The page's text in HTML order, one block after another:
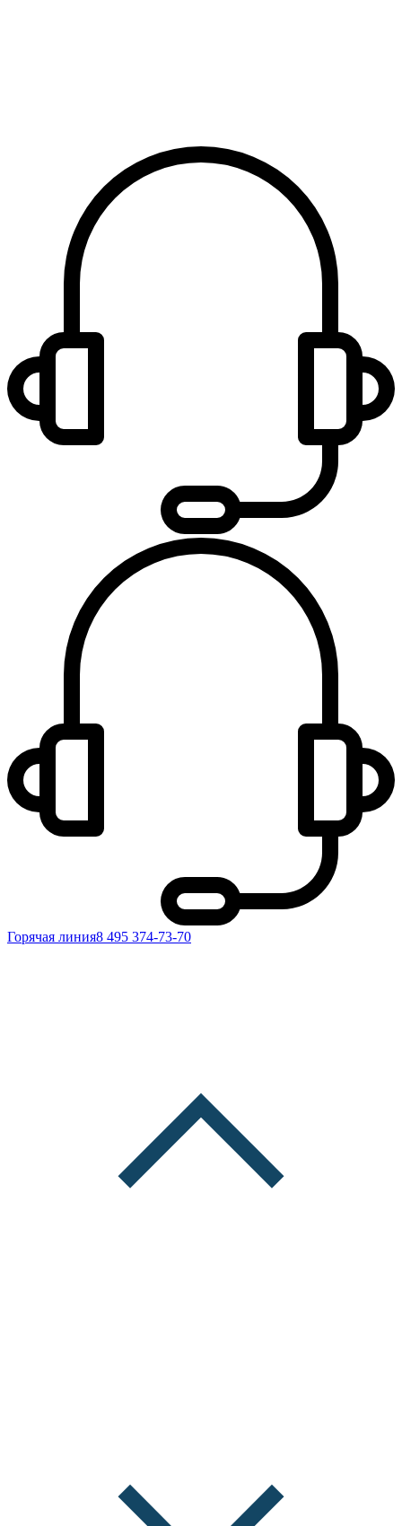
Горячая линия8 495 374-73-70